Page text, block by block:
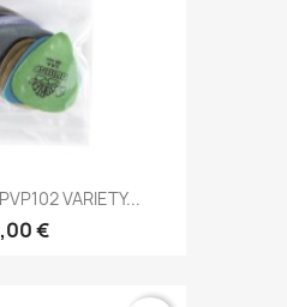
VARIETY...
€